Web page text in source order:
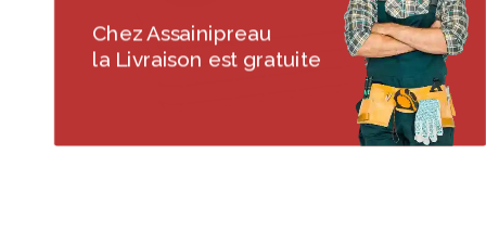
Chez Assainipreau
la Livraison est gratuite